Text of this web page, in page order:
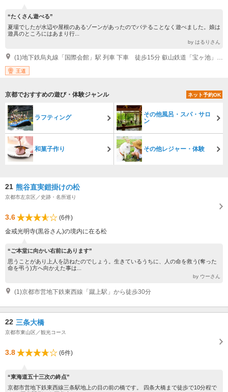
“たくさん遊べる”
夏場でしたが水辺や屋根のあるゾーンがあったのでバテることなく遊べました。娘は
遊具のところにはあまり行...
by はるりさん
(1)地下鉄烏丸線「国際会館」駅 列車 下車 徒歩15分 叡山鉄道「宝ヶ池」駅 列車 下車 徒歩5分
王道
京都でおすすめの遊び・体験ジャンル ネット予約OK
ラフティング
その他風呂・スパ・サロ
ン
和菓子作り その他レジャー・体験
21 熊谷直実鎧掛けの松
京都市左京区／史跡・名所巡り
3.6
(6件)
金戒光明寺(黒谷さん)の境内に在る松
“ご本堂に向かい右前にあります”
思うことがあり上人を訪ねたのでしょう。生きているうちに、人の命を救う(奪った
命を弔う)方へ向かえた事は...
by ウーさん
(1)京都市営地下鉄東西線「蹴上駅」から徒歩30分
22 三条大橋
京都市東山区／観光コース
3.8 (6件)
“東海道五十三次の終点”
京都市営地下鉄東西線三条駅地上の目の前の橋です。 四条大橋まで徒歩で10分程で